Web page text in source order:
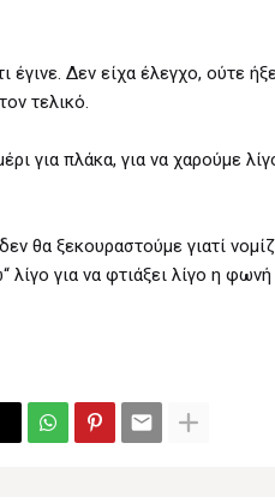
έγινε. Δεν είχα έλεγχο, ούτε
τελικό.
για πλάκα, για να χαρούμε
θα ξεκουραστούμε γιατί
για να φτιάξει λίγο η φωνή